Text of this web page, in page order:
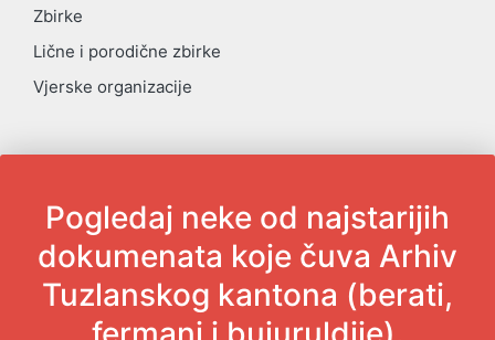
Zbirke
Lične i porodične zbirke
Vjerske organizacije
Pogledaj neke od najstarijih
dokumenata koje čuva Arhiv
Tuzlanskog kantona (berati,